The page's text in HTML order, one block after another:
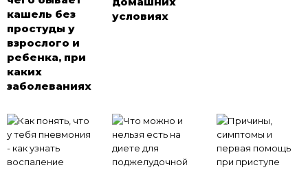
кашель без
простуды у
взрослого и
ребенка, при
каких
заболеваниях
условиях